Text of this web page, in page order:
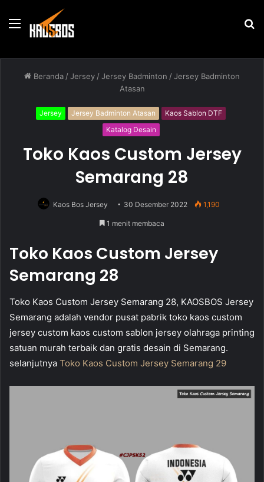
Menu
Beranda /Jersey /Jersey Badminton /Jersey Badminton
Atasan
Jersey Jersey Badminton Atasan
Kaos Sablon DTF
Katalog Desain
Toko Kaos Custom Jersey
Semarang 28
Kaos Bos Jersey 30 Desember 2022 1,190
1 menit membaca
Toko Kaos Custom Jersey
Semarang 28
Toko Kaos Custom Jersey Semarang 28, KAOSBOS Jersey
Semarang adalah vendor pusat pabrik toko kaos custom
jersey custom kaos custom sablon jersey olahraga printing
satuan murah terbaik dan gratis desain di Semarang.
selanjutnya Toko Kaos Custom Jersey Semarang 29